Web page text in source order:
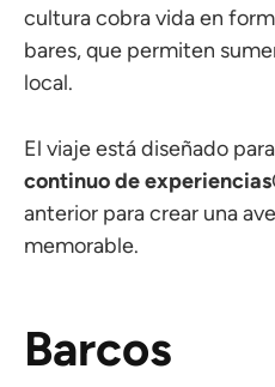
cultura cobra vida en
bares, que permiten
local.
El viaje está diseñado
continuo de experiencias
anterior para crear una
memorable.
Barcos